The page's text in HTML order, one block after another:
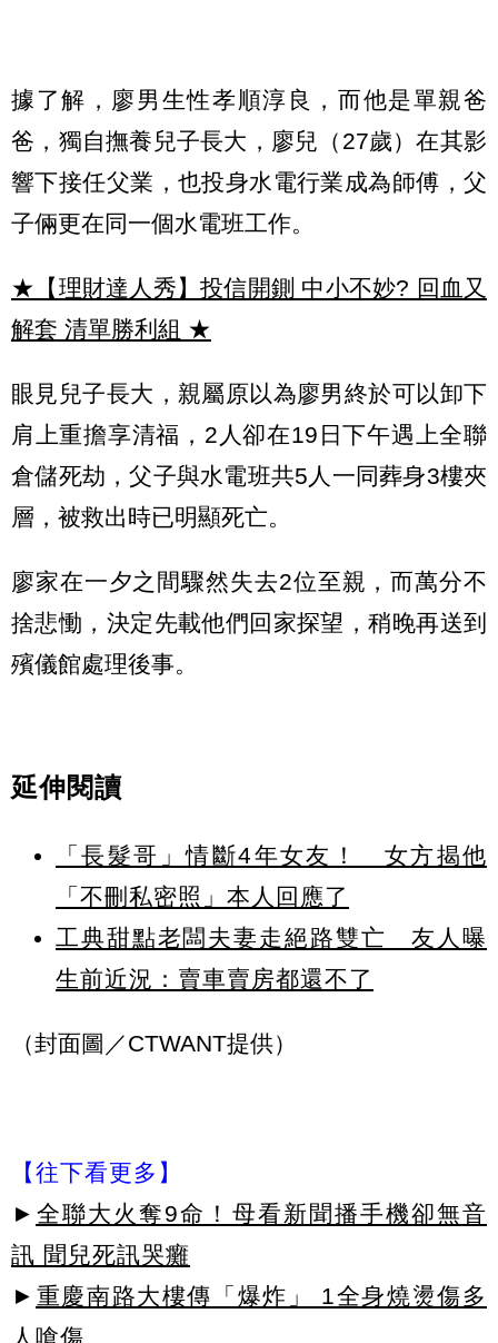
據了解，廖男生性孝順淳良，而他是單親爸
爸，獨自撫養兒子長大，廖兒（27歲）在其影
響下接任父業，也投身水電行業成為師傅，父
子倆更在同一個水電班工作。
★【理財達人秀】投信開鍘 中小不妙? 回血又
解套 清單勝利組 ★
眼見兒子長大，親屬原以為廖男終於可以卸下
肩上重擔享清福，2人卻在19日下午遇上全聯
倉儲死劫，父子與水電班共5人一同葬身3樓夾
層，被救出時已明顯死亡。
廖家在一夕之間驟然失去2位至親，而萬分不
捨悲慟，決定先載他們回家探望，稍晚再送到
殯儀館處理後事。
延伸閱讀
「長髮哥」情斷4年女友！ 女方揭他
「不刪私密照」本人回應了
工典甜點老闆夫妻走絕路雙亡 友人曝
生前近況：賣車賣房都還不了
（封面圖／CTWANT提供）
【往下看更多】
► 全聯大火奪9命！母看新聞播手機卻無音
訊 聞兒死訊哭癱
► 重慶南路大樓傳「爆炸」 1全身燒燙傷多
人嗆傷